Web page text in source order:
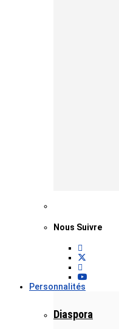
Nous Suivre
Personnalités
Diaspora